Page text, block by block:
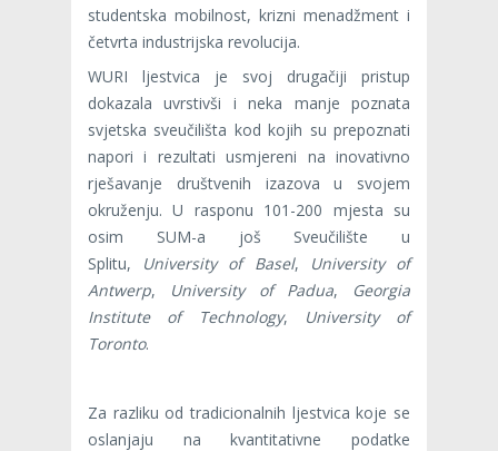
studentska mobilnost, krizni menadžment i
četvrta industrijska revolucija.
WURI ljestvica je svoj drugačiji pristup
dokazala uvrstivši i neka manje poznata
svjetska sveučilišta kod kojih su prepoznati
napori i rezultati usmjereni na inovativno
rješavanje društvenih izazova u svojem
okruženju. U rasponu 101-200 mjesta su
osim SUM-a još Sveučilište u
Splitu, University of Basel,
University of
Antwerp, University of Padua,
Georgia
Institute of Technology,
University of
Toronto.
Za razliku od tradicionalnih ljestvica koje se
oslanjaju na kvantitativne podatke